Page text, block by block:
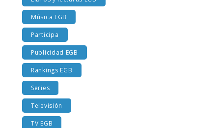
Libros y lecturas EGB
Música EGB
Participa
Publicidad EGB
Rankings EGB
Series
Televisión